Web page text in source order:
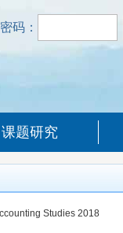
密码：
课题研究
Studies 2018